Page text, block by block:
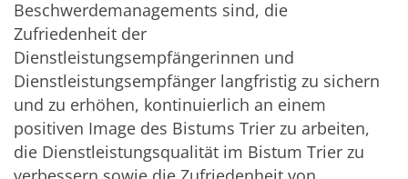
Beschwerdemanagements sind, die
Zufriedenheit der
Dienstleistungsempfängerinnen und
Dienstleistungsempfänger langfristig zu sichern
und zu erhöhen, kontinuierlich an einem
positiven Image des Bistums Trier zu arbeiten,
die Dienstleistungsqualität im Bistum Trier zu